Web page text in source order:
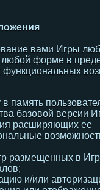
вами Игры
форме в
в память
базовой версии
расширяющих ее
размещенных в
и/или